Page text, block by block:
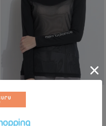
【接触冷感】ジャージ切替モック
ネックメッシュインナー